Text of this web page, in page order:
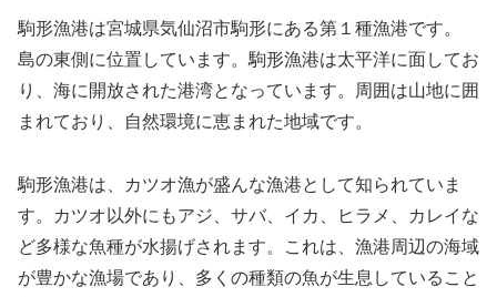
駒形漁港は宮城県気仙沼市駒形にある第１種漁港です。
島の東側に位置しています。駒形漁港は太平洋に面してお
り、海に開放された港湾となっています。周囲は山地に囲
まれており、自然環境に恵まれた地域です。
駒形漁港は、カツオ漁が盛んな漁港として知られていま
す。カツオ以外にもアジ、サバ、イカ、ヒラメ、カレイな
ど多様な魚種が水揚げされます。これは、漁港周辺の海域
が豊かな漁場であり、多くの種類の魚が生息していること